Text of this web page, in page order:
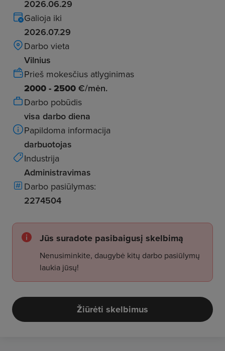
2026.06.29
Galioja iki
2026.07.29
Darbo vieta
Vilnius
Prieš mokesčius atlyginimas
2000 - 2500 €/mėn.
Darbo pobūdis
visa darbo diena
Papildoma informacija
darbuotojas
Industrija
Administravimas
Darbo pasiūlymas:
2274504
Jūs suradote pasibaigusį skelbimą
Nenusiminkite, daugybė kitų darbo pasiūlymų
laukia jūsų!
Žiūrėti skelbimus